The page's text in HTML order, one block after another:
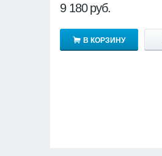
9 180 руб.
В КОРЗИНУ